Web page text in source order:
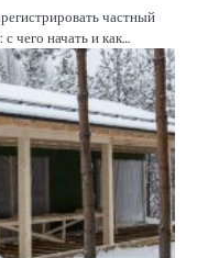
частный
чего начать и как…